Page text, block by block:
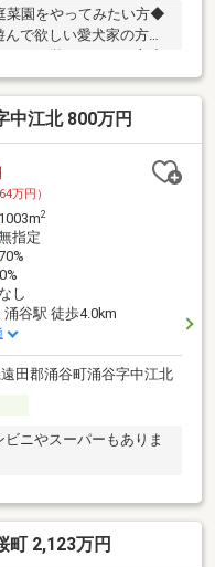
菜園をやってみたい方◆
んで欲しい愛犬家の方◆
場を探されている企業
ます！！ぜひご相談く
中江北 800万円
万円）
2
指定
し
涌谷駅 徒歩4.0km
田郡涌谷町涌谷字中江北
ニやスーパーもありま
町 2,123万円